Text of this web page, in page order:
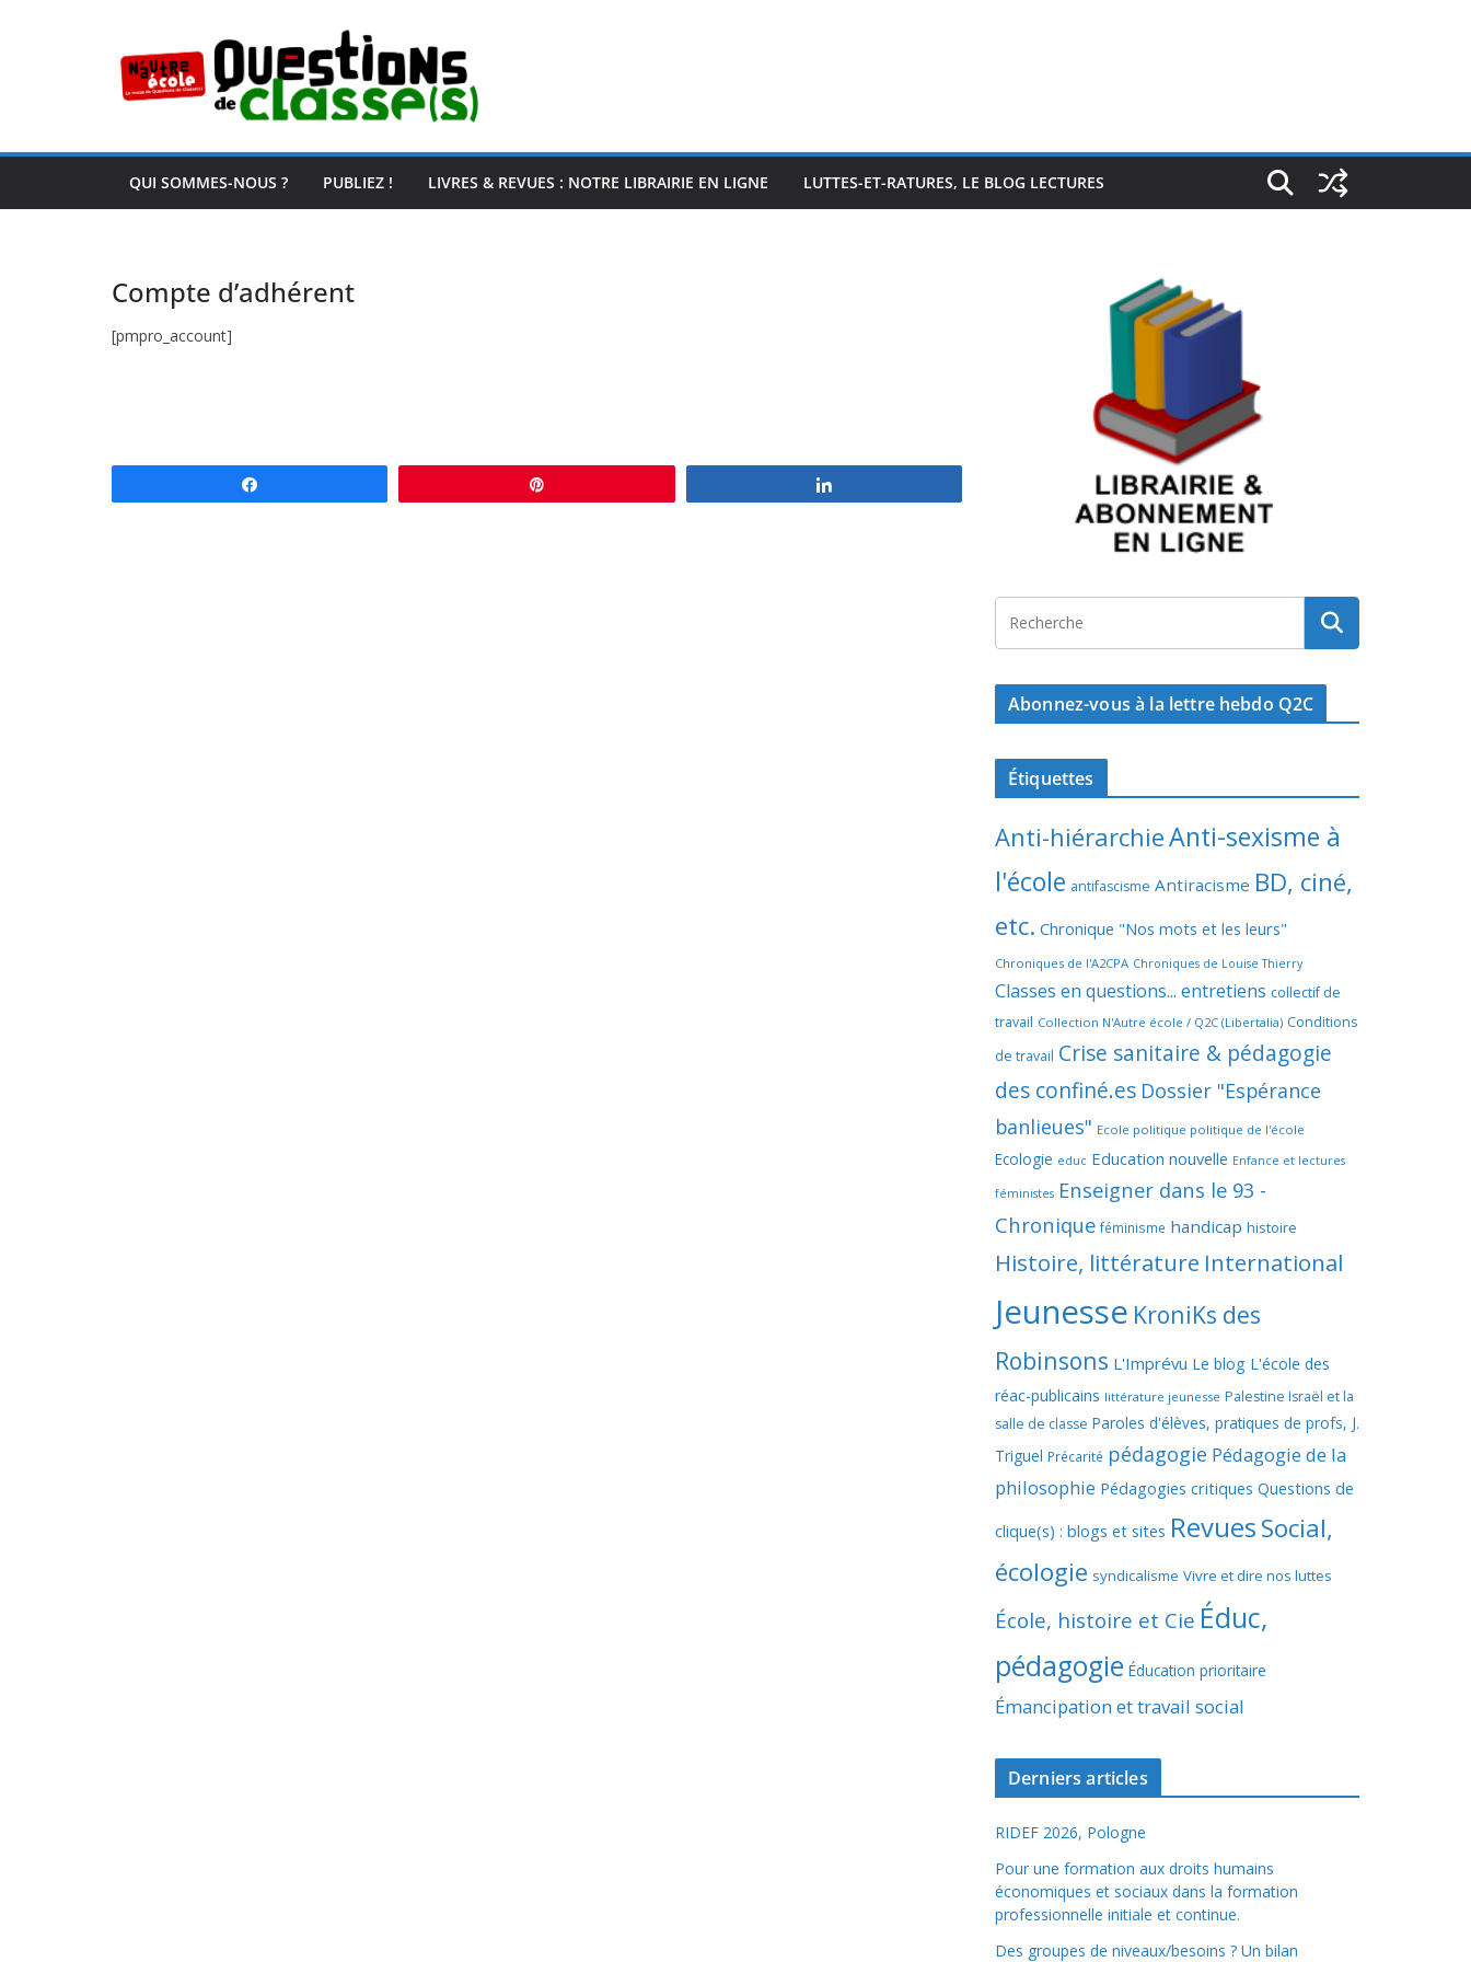
QUI SOMMES-NOUS ? PUBLIEZ ! LIVRES & REVUES : NOTRE LIBRAIRIE EN LIGNE LUTTES-ET-RATURES, LE BLOG LECTURES
Compte d’adhérent
[pmpro_account]
Abonnez-vous à la lettre hebdo Q2C
Étiquettes
Anti-hiérarchieAnti-sexisme à
l'école antifascisme Antiracisme BD, ciné,
etc. Chronique "Nos mots et les leurs"
Chroniques de l'A2CPA Chroniques de Louise Thierry
Classes en questions... entretiens collectif de
travail Collection N'Autre école / Q2C (Libertalia) Conditions
de travail Crise sanitaire & pédagogie
des confiné.es Dossier "Espérance
banlieues" Ecole politique politique de l'école
Ecologie educ Education nouvelle Enfance et lectures
féministes Enseigner dans le 93 -
Chronique féminisme handicap histoire
Histoire, littérature International
Jeunesse KroniKs des
Robinsons L'Imprévu Le blog L'école des
réac-publicains littérature jeunesse Palestine Israël et la
salle de classe Paroles d'élèves, pratiques de profs, J.
Triguel Précarité pédagogie Pédagogie de la
philosophie Pédagogies critiques Questions de
clique(s) : blogs et sites RevuesSocial,
écologie syndicalisme Vivre et dire nos luttes
École, histoire et Cie Éduc,
pédagogie Éducation prioritaire
Émancipation et travail social
Derniers articles
RIDEF 2026, Pologne
Pour une formation aux droits humains
économiques et sociaux dans la formation
professionnelle initiale et continue.
Des groupes de niveaux/besoins ? Un bilan